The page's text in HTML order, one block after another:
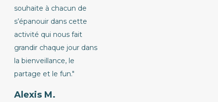
souhaite à chacun de
s’épanouir dans cette
activité qui nous fait
grandir chaque jour dans
la bienveillance, le
partage et le fun."
Alexis M.